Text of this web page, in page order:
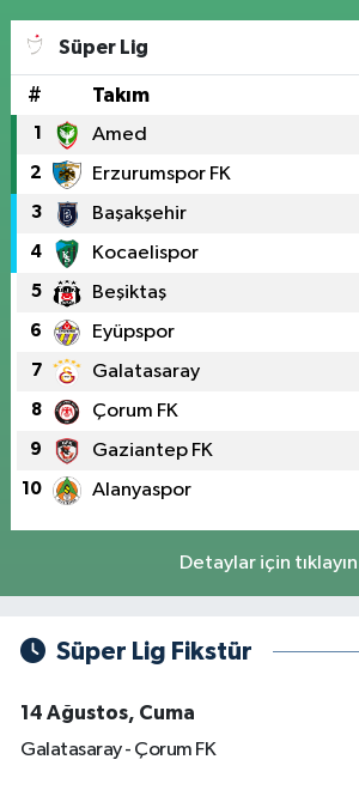
Süper Lig
# Takım
1 Amed
2 Erzurumspor FK
3 Başakşehir
4 Kocaelispor
5 Beşiktaş
6 Eyüpspor
7 Galatasaray
8 Çorum FK
9 Gaziantep FK
10 Alanyaspor
Detaylar için tıklayın
Süper Lig Fikstür
14 Ağustos, Cuma
Galatasaray - Çorum FK